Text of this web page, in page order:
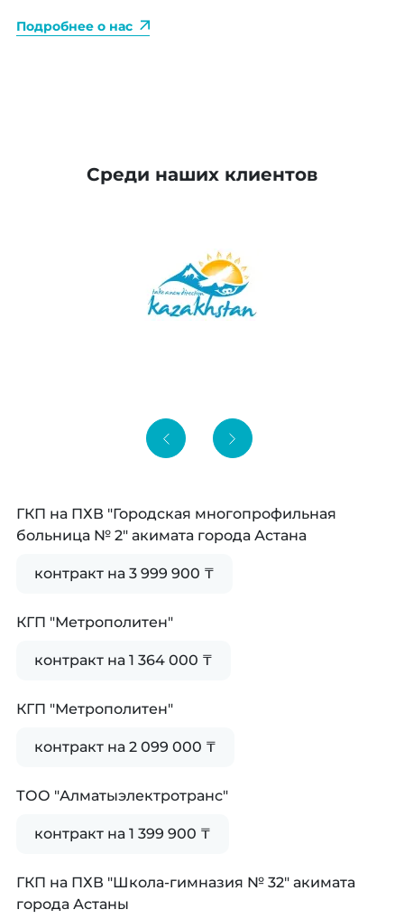
Подробнее о нас
Среди наших клиентов
ГКП на ПХВ "Городская многопрофильная
больница № 2" акимата города Астана
контракт на 3 999 900 ₸
КГП "Метрополитен"
контракт на 1 364 000 ₸
КГП "Метрополитен"
контракт на 2 099 000 ₸
ТОО "Алматыэлектротранс"
контракт на 1 399 900 ₸
ГКП на ПХВ "Школа-гимназия № 32" акимата
города Астаны